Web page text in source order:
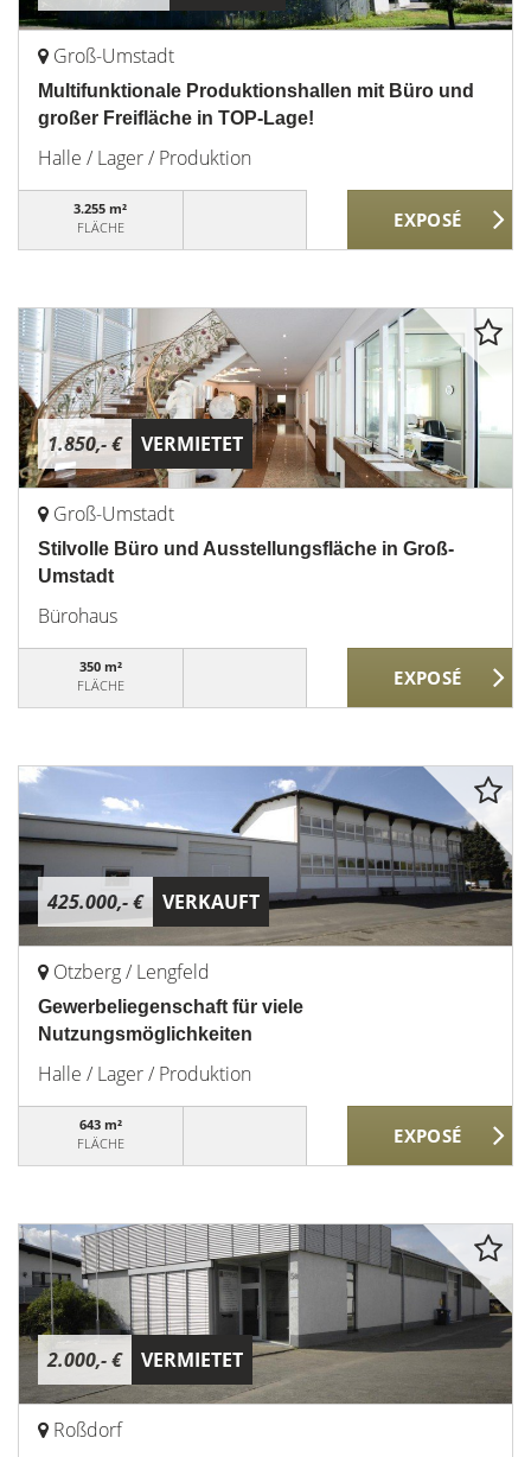
Groß-Umstadt
Multifunktionale Produktionshallen mit Büro und
großer Freifläche in TOP-Lage!
Halle / Lager / Produktion
3.255 m²
FLÄCHE
1.850,- € VERMIETET
Groß-Umstadt
Stilvolle Büro und Ausstellungsfläche in Groß-
Umstadt
Bürohaus
350 m²
FLÄCHE
425.000,- € VERKAUFT
Otzberg / Lengfeld
Gewerbeliegenschaft für viele
Nutzungsmöglichkeiten
Halle / Lager / Produktion
643 m²
FLÄCHE
2.000,- € VERMIETET
Roßdorf